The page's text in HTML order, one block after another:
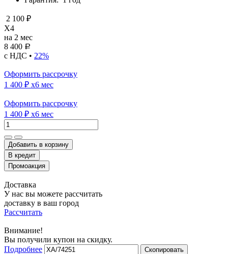
2 100 ₽
X4
на 2 мес
8 400 Р
с НДС • 22%
Оформить рассрочку
1 400 ₽ x6 мес
Оформить рассрочку
1 400 ₽ x6 мес
Добавить в корзину
Доставка
У нас вы можете рассчитать
доставку в ваш город
Рассчитать
Внимание!
Вы получили купон на скидку.
Подробнее
Скопировать